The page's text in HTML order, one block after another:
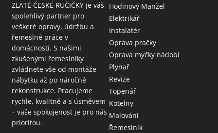
ZLATÉ ČESKÉ RUČIČKY je váš
spolehlivý partner pro
veškeré opravy, údržbu a
řemeslné práce v
domácnosti. S našimi
zkušenými řemeslníky
zvládnete vše od montáže
nábytku až po náročné
rekonstrukce. Pracujeme
rychle, kvalitně a s úsměvem
– vaše spokojenost je pro nás
prioritou.
Hodinový Manžel
Elektrikář
Instalatér
Oprava pračky
Oprava myčky nádobí
Plynař
Revize
Topenář
Kotelny
Malování
Řemeslník